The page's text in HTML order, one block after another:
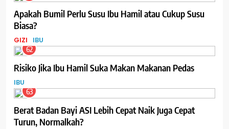
Apakah Bumil Perlu Susu Ibu Hamil atau Cukup Susu
Biasa?
GIZI IBU
62
Risiko Jika Ibu Hamil Suka Makan Makanan Pedas
IBU
63
Berat Badan Bayi ASI Lebih Cepat Naik Juga Cepat
Turun, Normalkah?